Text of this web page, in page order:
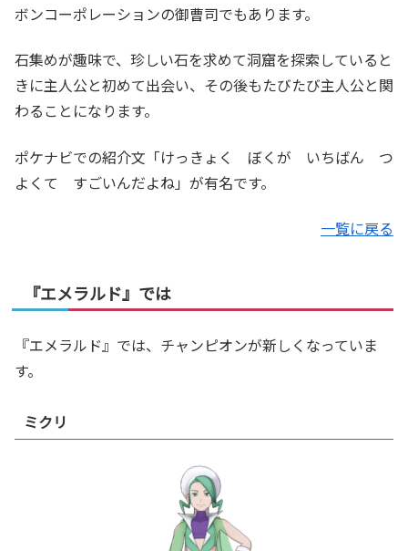
ボンコーポレーションの御曹司でもあります。
石集めが趣味で、珍しい石を求めて洞窟を探索していると
きに主人公と初めて出会い、その後もたびたび主人公と関
わることになります。
ポケナビでの紹介文「けっきょく ぼくが いちばん つ
よくて すごいんだよね」が有名です。
一覧に戻る
『エメラルド』では
『エメラルド』では、チャンピオンが新しくなっていま
す。
ミクリ